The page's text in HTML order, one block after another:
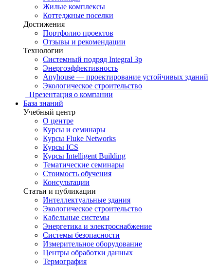
Жилые комплексы
Коттеджные поселки
Достижения
Портфолио проектов
Отзывы и рекомендации
Технологии
Системный подряд Integral 3p
Энергоэффективность
Anyhouse — проектирование устойчивых зданий
Экологическое строительство
Презентация о компании
База знаний
Учебный центр
О центре
Курсы и семинары
Курсы Fluke Networks
Курсы ICS
Курсы Intelligent Building
Тематические семинары
Стоимость обучения
Консультации
Статьи и публикации
Интеллектуальные здания
Экологическое строительство
Кабельные системы
Энергетика и электроснабжение
Системы безопасности
Измерительное оборудование
Центры обработки данных
Термография